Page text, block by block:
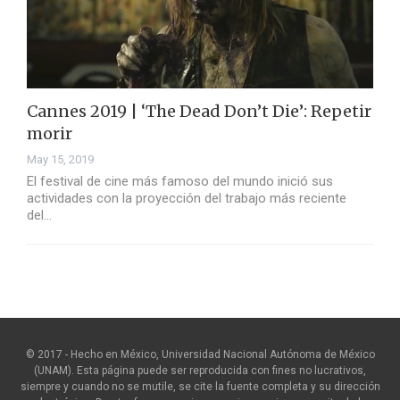
Cannes 2019 | ‘The Dead Don’t Die’: Repetir
morir
May 15, 2019
El festival de cine más famoso del mundo inició sus
actividades con la proyección del trabajo más reciente
del…
© 2017 - Hecho en México, Universidad Nacional Autónoma de México
(UNAM). Esta página puede ser reproducida con fines no lucrativos,
siempre y cuando no se mutile, se cite la fuente completa y su dirección